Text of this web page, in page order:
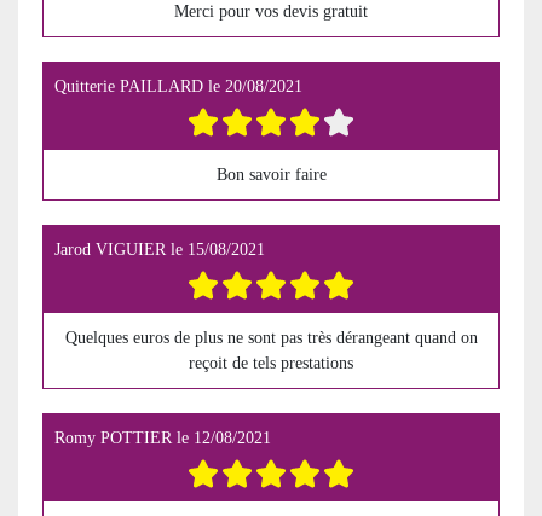
Merci pour vos devis gratuit
Quitterie PAILLARD le 20/08/2021
Bon savoir faire
Jarod VIGUIER le 15/08/2021
Quelques euros de plus ne sont pas très dérangeant quand on
reçoit de tels prestations
Romy POTTIERle 12/08/2021